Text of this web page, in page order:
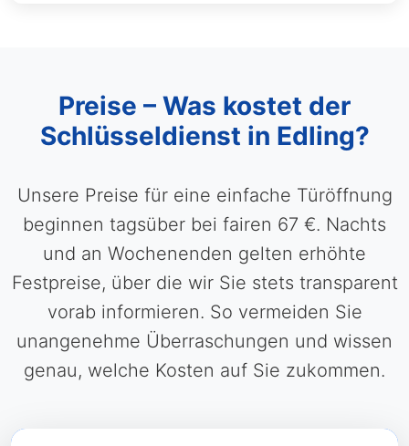
Preise – Was kostet der
Schlüsseldienst in Edling?
Unsere Preise für eine einfache Türöffnung
beginnen tagsüber bei fairen 67 €. Nachts
und an Wochenenden gelten erhöhte
Festpreise, über die wir Sie stets transparent
vorab informieren. So vermeiden Sie
unangenehme Überraschungen und wissen
genau, welche Kosten auf Sie zukommen.